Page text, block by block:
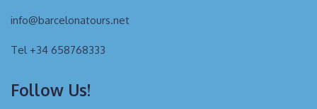
info@barcelonatours.net
Tel +34 658768333
Follow Us!